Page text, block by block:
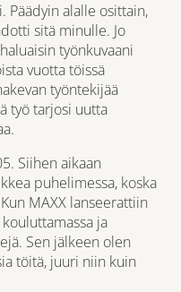
Päädyin alalle osittain,
sitä minulle. Jo
työnkuvaani
vuotta töissä
työntekijää
työ tarjosi uutta
Siihen aikaan
puhelimessa, koska
MAXX lanseerattiin
ja
Sen jälkeen olen
töitä, juuri niin kuin